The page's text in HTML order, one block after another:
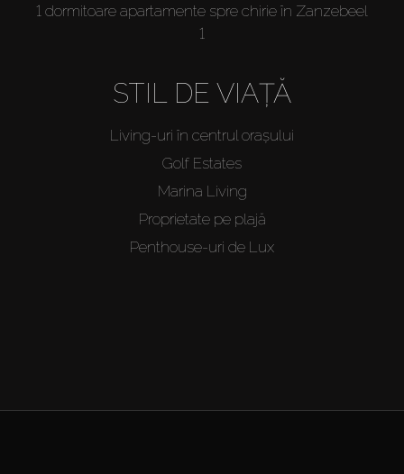
1 dormitoare apartamente spre chirie în Zanzebeel
1
STIL DE VIAȚĂ
Living-uri în centrul orașului
Golf Estates
Marina Living
Proprietate pe plajă
Penthouse-uri de Lux